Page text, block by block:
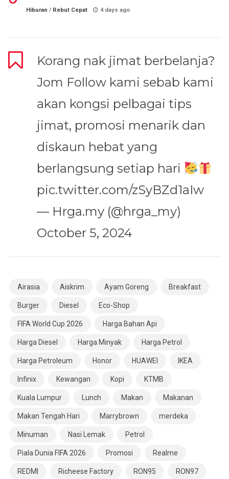
Hiburan / Rebut Cepat 4 days ago
Korang nak jimat berbelanja?
Jom Follow kami sebab kami
akan kongsi pelbagai tips
jimat, promosi menarik dan
diskaun hebat yang
berlangsung setiap hari
pic.twitter.com/zSyBZd1aIw
— Hrga.my (@hrga_my)
October 5, 2024
Airasia Aiskrim Ayam Goreng Breakfast
Burger Diesel Eco-Shop
FIFA World Cup 2026 Harga Bahan Api
Harga Diesel Harga Minyak Harga Petrol
Harga Petroleum Honor HUAWEI IKEA
Infinix Kewangan Kopi KTMB
Kuala Lumpur Lunch Makan Makanan
Makan Tengah Hari Marrybrown merdeka
Minuman Nasi Lemak Petrol
Piala Dunia FIFA 2026 Promosi Realme
REDMI Richeese Factory RON95 RON97